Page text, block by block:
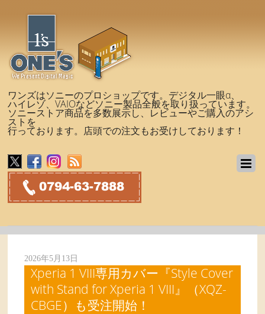
ワンズはソニーのプロショップです。デジタル一眼α、
ハイレゾ、VAIOなどソニー製品全般を取り扱っています。
ソニーストア商品を多数展示し、レビューやご購入のアシ
ストを
行っております。店頭での注文もお受けしております！
2026年5月13日
Xperia 1 VIII専用カバー『Style Cover
with Stand for Xperia 1 VIII』（XQZ-
CBGE）も受注開始！